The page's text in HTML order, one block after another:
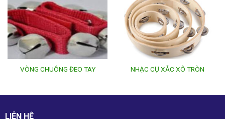
VÒNG CHUÔNG ĐEO TAY NHẠC CỤ XẮC XÔ TRÒN
LIÊN HỆ